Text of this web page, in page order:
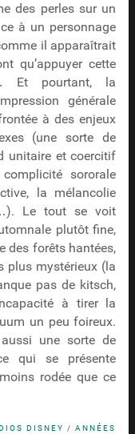
des perles sur un
à un personnage
il apparaîtrait
qu’appuyer cette
Et pourtant, la
générale
à des enjeux
(une sorte de
unitaire et coercitif
sororale
la mélancolie
Le tout se voit
plutôt fine,
des forêts hantées,
plus mystérieux (la
pas de kitsch,
à tirer la
un peu foireux.
une sorte de
qui se présente
rodée que ce
DISNEY /ANNÉES